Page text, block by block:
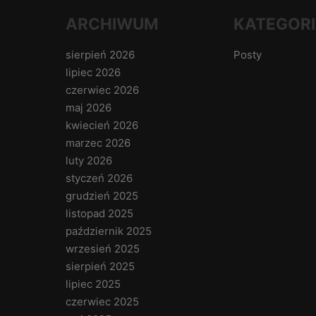
ARCHIWUM
sierpień 2026
lipiec 2026
czerwiec 2026
maj 2026
kwiecień 2026
marzec 2026
luty 2026
styczeń 2026
grudzień 2025
listopad 2025
październik 2025
wrzesień 2025
sierpień 2025
lipiec 2025
czerwiec 2025
Posty